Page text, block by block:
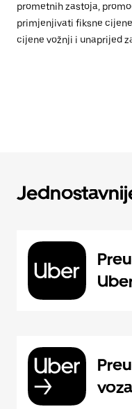
prometnih zastoja,
primjenjivati fiksne
cijene vožnji i unaprijed